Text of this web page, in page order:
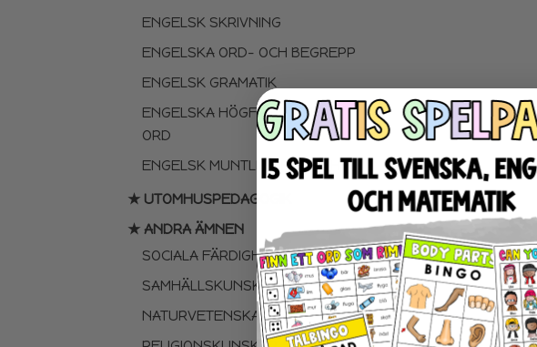
ENGELSK SKRIVNING
ENGELSKA ORD- OCH BEGREPP
ENGELSK GRAMATIK
ENGELSKA HÖGFREKVENTA
ORD
ENGELSK MUNTLIGA FÄRDIGHET
★ UTOMHUSPEDAGOGIK
★ ANDRA ÄMNEN
SOCIALA FÄRDIGHETER
SAMHÄLLSKUNSKAP
NATURVETENSKAP